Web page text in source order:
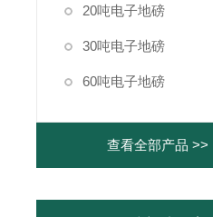
20吨电子地磅
30吨电子地磅
60吨电子地磅
查看全部产品 >>